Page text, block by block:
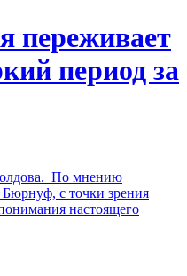
переживает
период за
По мнению
с точки зрения
настоящего